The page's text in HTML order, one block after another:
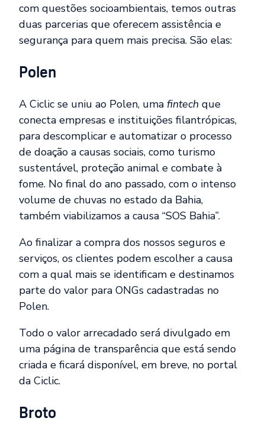
com questões socioambientais, temos outras
duas parcerias que oferecem assistência e
segurança para quem mais precisa. São elas:
Polen
A Ciclic se uniu ao Polen, uma fintech que
conecta empresas e instituições filantrópicas,
para descomplicar e automatizar o processo
de doação a causas sociais, como turismo
sustentável, proteção animal e combate à
fome. No final do ano passado, com o intenso
volume de chuvas no estado da Bahia,
também viabilizamos a causa “SOS Bahia”.
Ao finalizar a compra dos nossos seguros e
serviços, os clientes podem escolher a causa
com a qual mais se identificam e destinamos
parte do valor para ONGs cadastradas no
Polen.
Todo o valor arrecadado será divulgado em
uma página de transparência que está sendo
criada e ficará disponível, em breve, no portal
da Ciclic.
Broto